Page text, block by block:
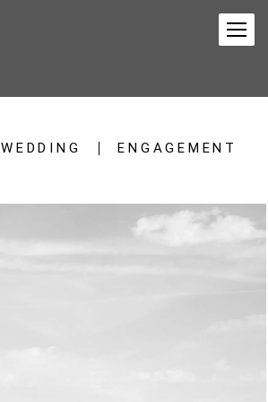
WEDDING ENGAGEMENT